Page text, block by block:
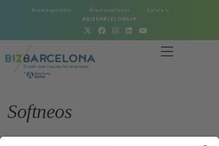
Àrea expositor Àrea muntador Català
#BIZBARCELONA26
Softneos